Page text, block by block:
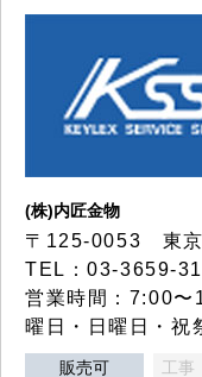
(株)内匠金物
〒125-0053 東京
TEL：03-3659-
営業時間：7:00〜
曜日・日曜日・祝
販売可 工事